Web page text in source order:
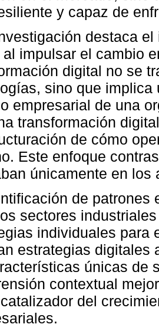
y capaz de
destaca
impulsar el cambio
digital no se
sino que
empresarial de una
transformación
de cómo
Este enfoque
únicamente en los
de
sectores
individuales para
estrategias digitales
únicas de
contextual
del